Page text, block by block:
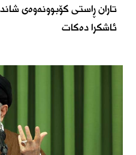
تاران ڕاستی کۆبوونەوەی
ئاشکرا دەکات